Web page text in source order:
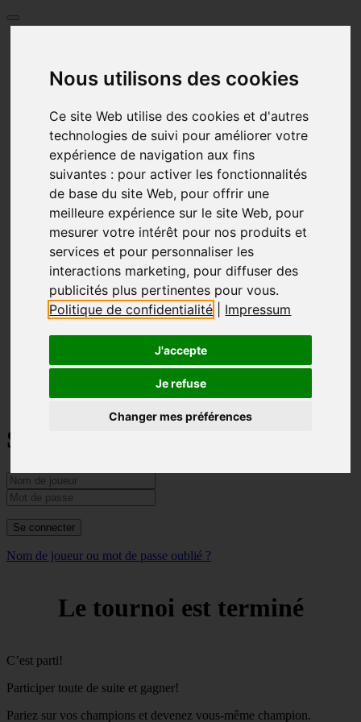
Nous utilisons des cookies
Ce site Web utilise des cookies et d'autres
technologies de suivi pour améliorer votre
expérience de navigation aux fins
suivantes : pour activer les fonctionnalités
de base du site Web, pour offrir une
meilleure expérience sur le site Web, pour
mesurer votre intérêt pour nos produits et
services et pour personnaliser les
interactions marketing, pour diffuser des
publicités plus pertinentes pour vous.
Politique de confidentialité
Impressum
J'accepte
Je refuse
Changer mes préférences
Langue
English
العربية
Български език
Français
Greece
Italiano
Hrvatski
Nederlands
Português
limba română
Русский
Español
Український
Magyar
Se connecter
Se connecter
Nom de joueur ou mot de passe oublié ?
Le tournoi est terminé
C’est parti!
Participer toute de suite et gagner!
Pariez sur vos champions et devenez vous-même champion.